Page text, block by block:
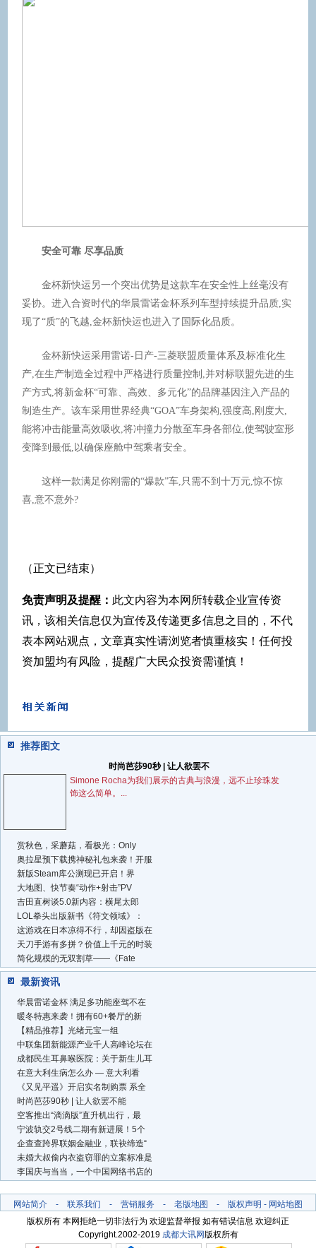
安全可靠 尽享品质
金杯新快运另一个突出优势是这款车在安全性上丝毫没有
妥协。进入合资时代的华晨雷诺金杯系列车型持续提升品质,实
现了“质”的飞越,金杯新快运也进入了国际化品质。
金杯新快运采用雷诺-日产-三菱联盟质量体系及标准化生
产,在生产制造全过程中严格进行质量控制,并对标联盟先进的生
产方式,将新金杯“可靠、高效、多元化”的品牌基因注入产品的
制造生产。该车采用世界经典“GOA”车身架构,强度高,刚度大,
能将冲击能量高效吸收,将冲撞力分散至车身各部位,使驾驶室形
变降到最低,以确保座舱中驾乘者安全。
这样一款满足你刚需的“爆款”车,只需不到十万元,惊不惊
喜,意不意外?
（正文已结束）
免责声明及提醒： 此文内容为本网所转载企业宣传资
讯，该相关信息仅为宣传及传递更多信息之目的，不代
表本网站观点，文章真实性请浏览者慎重核实！任何投
资加盟均有风险，提醒广大民众投资需谨慎！
推荐图文
时尚芭莎90秒 | 让人欲罢不
Simone Rocha为我们展示的古典与浪漫，远不止珍珠发
饰这么简单。...
赏秋色，采蘑菇，看极光：Only
奥拉星预下载携神秘礼包来袭！开服
新版Steam库公测现已开启！界
大地图、快节奏“动作+射击”PV
吉田直树谈5.0新内容：横尾太郎
LOL拳头出版新书《符文领域》：
这游戏在日本凉得不行，却因盗版在
天刀手游有多拼？价值上千元的时装
简化规模的无双割草——《Fate
最新资讯
华晨雷诺金杯 满足多功能座驾不在
暖冬特惠来袭！拥有60+餐厅的新
【精品推荐】光绪元宝一组
中联集团新能源产业千人高峰论坛在
成都民生耳鼻喉医院：关于新生儿耳
在意大利生病怎么办 — 意大利看
《又见平遥》开启实名制购票 系全
时尚芭莎90秒 | 让人欲罢不能
空客推出“滴滴版”直升机出行，最
宁波轨交2号线二期有新进展！5个
企查查跨界联姻金融业，联袂缔造“
未婚大叔偷内衣盗窃罪的立案标准是
李国庆与当当，一个中国网络书店的
网站简介 - 联系我们 - 营销服务 - 老版地图 - 版权声明 - 网站地图
版权所有 本网拒绝一切非法行为 欢迎监督举报 如有错误信息 欢迎纠正
Copyright.2002-2019 成都大讯网版权所有